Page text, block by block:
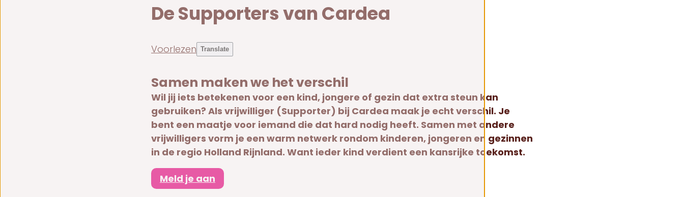
De Supporters van Cardea
Voorlezen Translate
Samen maken we het verschil
Wil jij iets betekenen voor een kind, jongere of gezin dat extra steun kan
gebruiken? Als vrijwilliger (Supporter) bij Cardea maak je echt verschil. Je
bent een maatje voor iemand die dat hard nodig heeft. Samen met andere
vrijwilligers vorm je een warm netwerk rondom kinderen, jongeren en gezinnen
in de regio Holland Rijnland. Want ieder kind verdient een kansrijke toekomst.
Meld je aan